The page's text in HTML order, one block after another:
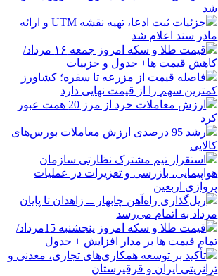
شد
جزئیات ثبت ادعا، تهیه نقشه UTM و ارائه
مادر سند اعلام شد
قیمت طلا و سکه امروز جمعه ۱۶ مرداد/
کاهش قیمت ها+ جدول و جزییات
فاصله قیمت از مزرعه تا سفره؛ کشاورز
کمترین سهم را از قیمت نهایی دارد
ارزش معاملات خرد از مرز 20 همت عبور
کرد
رشد 95 درصدی ارزش معاملات بورس‌های
کالایی
استقرار تیم مشترک نظارتی سازمان
هواپیمایی، بازرسی و تعزیرات در عملیات
پروازی اربعین
ریل‌گذاری راه‌آهن چابهار ــ زاهدان تا پایان
مرداد به اتمام می‌رسد
قیمت طلا و سکه امروز پنجشنبه 15مرداد/
تمام قیمت ها بر مدار افزایش + جدول
تأکید بر توسعه همکاری‌های تجاری، معدنی و
ترانزیتی ایران و قرقیزستان